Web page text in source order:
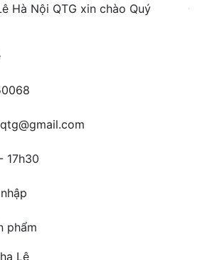
Hà Nội QTG xin chào Quý
17h30
phẩm